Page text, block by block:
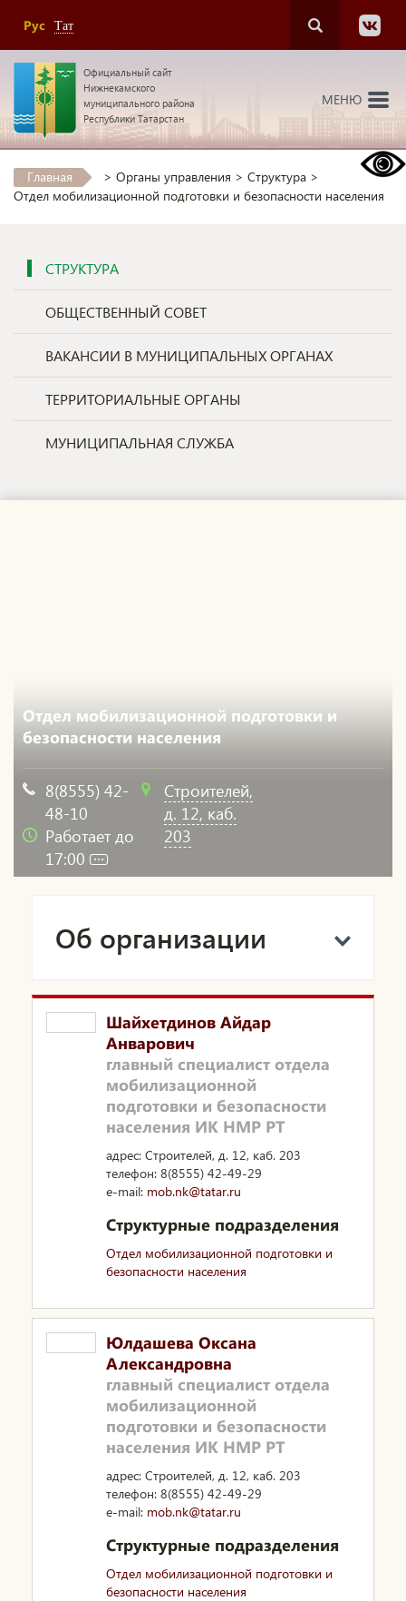
Рус Тат
Официальный сайт
Нижнекамского
муниципального района
Республики Татарстан
МЕНЮ
Главная > Органы управления > Структура >
Отдел мобилизационной подготовки и безопасности населения
СТРУКТУРА
ОБЩЕСТВЕННЫЙ СОВЕТ
ВАКАНСИИ В МУНИЦИПАЛЬНЫХ ОРГАНАХ
ТЕРРИТОРИАЛЬНЫЕ ОРГАНЫ
МУНИЦИПАЛЬНАЯ СЛУЖБА
Отдел мобилизационной подготовки и
безопасности населения
8(8555) 42-
48-10
Работает до
17:00
Строителей,
д. 12, каб.
203
Об организации
Шайхетдинов Айдар
Анварович
главный специалист отдела
мобилизационной
подготовки и безопасности
населения ИК НМР РТ
адрес: Строителей, д. 12, каб. 203
телефон: 8(8555) 42-49-29
e-mail: mob.nk@tatar.ru
Структурные подразделения
Отдел мобилизационной подготовки и
безопасности населения
Юлдашева Оксана
Александровна
главный специалист отдела
мобилизационной
подготовки и безопасности
населения ИК НМР РТ
адрес: Строителей, д. 12, каб. 203
телефон: 8(8555) 42-49-29
e-mail: mob.nk@tatar.ru
Структурные подразделения
Отдел мобилизационной подготовки и
безопасности населения